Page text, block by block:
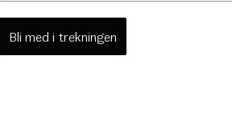
Bli med i trekningen